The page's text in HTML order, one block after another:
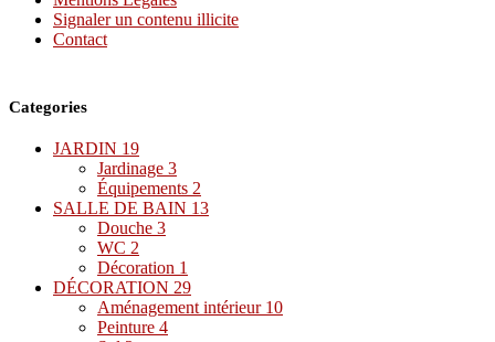
Signaler un contenu illicite
Contact
Categories
JARDIN 19
Jardinage 3
Équipements 2
SALLE DE BAIN 13
Douche 3
WC 2
Décoration 1
DÉCORATION 29
Aménagement intérieur 10
Peinture 4